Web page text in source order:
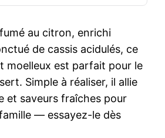
au citron, enrichi
de cassis acidulés, ce
moelleux est parfait pour le
Simple à réaliser, il allie
et saveurs fraîches pour
— essayez-le dès